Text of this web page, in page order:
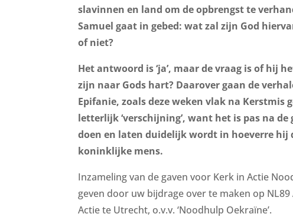
slavinnen en land om de opbrengst te
Samuel gaat in gebed: wat zal zijn God
of niet?
Het antwoord is ‘ja’, maar de vraag is of hij
zijn naar Gods hart? Daarover gaan de
Epifanie, zoals deze weken vlak na Kerstmis
letterlijk ‘verschijning’, want het is pas na
doen en laten duidelijk wordt in hoeverre hij
koninklijke mens.
Inzameling van de gaven voor Kerk in Actie
geven door uw bijdrage over te maken op NL89
Actie te Utrecht, o.v.v. ‘Noodhulp Oekraïne’.